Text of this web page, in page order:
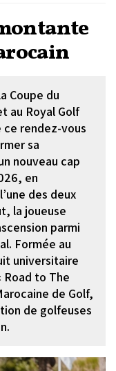
Coupe du
au Royal Golf
ce rendez-vous
sa
nouveau cap
en
des deux
la joueuse
parmi
Formée au
universitaire
Road to The
de Golf,
de golfeuses